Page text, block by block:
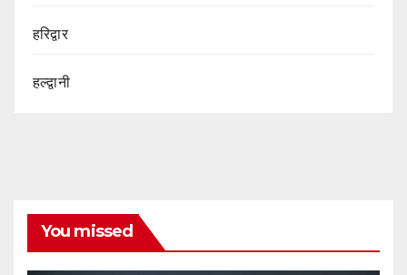
हरिद्वार
हल्द्वानी
You missed